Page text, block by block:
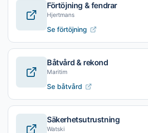
Förtöjning & fendrar
Hjertmans
Se förtöjning
Båtvård & rekond
Maritim
Se båtvård
Säkerhetsutrustning
Watski